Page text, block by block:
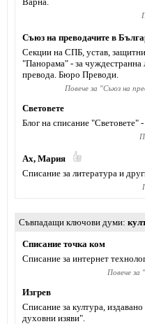
Съюз на преводачите в
Секции на СПБ, устав,
"Панорама" - за чуждестранна
превода. Бюро Преводи.
Повече за "Съюз на
Световете
Блог на списание "Световете" -
Ах, Мария
Списание за литература и
Съвпадащи ключови думи
Списание точка ком
Списание за интернет
Повече за "
Изгрев
Списание за култура,
духовни изяви".